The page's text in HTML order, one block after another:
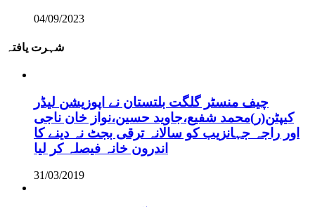
04/09/2023
شہرت یافتہ
چیف منسٹر گلگت بلتستان نے اپوزیشن لیڈر
کیپٹن(ر)محمد شفیع،جاوید حسین،نواز خان ناجی
اور راجہ جہانزیب کو سالانہ ترقی بجٹ نہ دینے کا
اندرون خانہ فیصلہ کر لیا
31/03/2019